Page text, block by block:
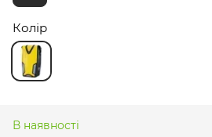
Колір
В наявності